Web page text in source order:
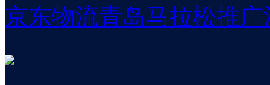
京东物流青岛马拉松推广